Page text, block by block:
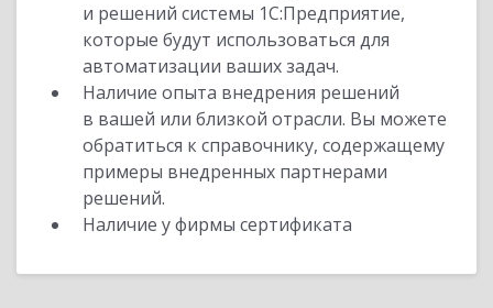
и решений системы 1С:Предприятие,
которые будут использоваться для
автоматизации ваших задач.
Наличие опыта внедрения решений
в вашей или близкой отрасли. Вы можете
обратиться к справочнику, содержащему
примеры внедренных партнерами
решений.
Наличие у фирмы сертификата